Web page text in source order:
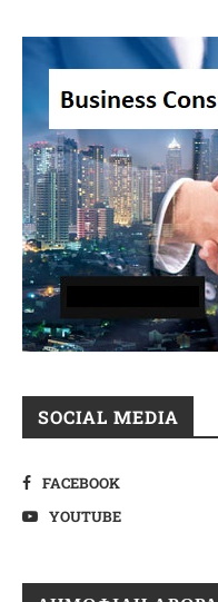
SOCIAL MEDIA
FACEBOOK
YOUTUBE